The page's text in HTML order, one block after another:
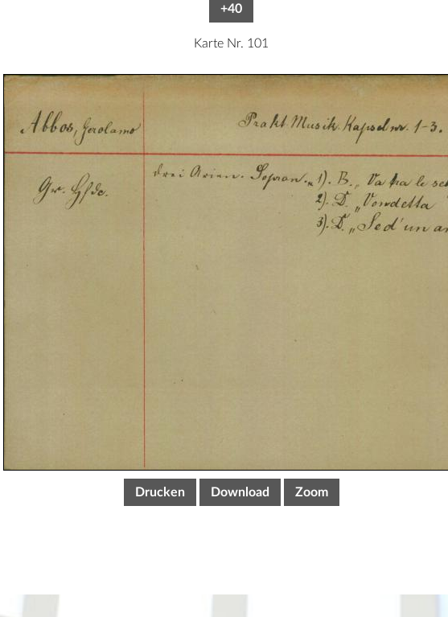
+40
Karte Nr. 101
Drucken Download Zoom